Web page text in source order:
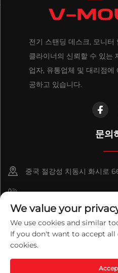
전기 스탠딩 데스크, 모니터
클라이너의 신뢰할 수 있는
업자, 유통업체 및 대리점
공하고 있습니다.
문의
중국 절강성 치동시 화시로
+86-18921656832
+86 15250055262
info@v-mounts.com
Copyright © 2026 Qidong
We value your
We use cookies and similar
If you don't want to accept all
cookies.